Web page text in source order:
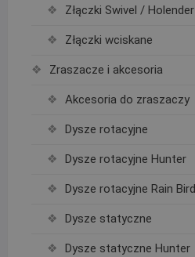
Złączki Swivel / Holender
Złączki wciskane
Zraszacze i akcesoria
Akcesoria do zraszaczy
Dysze rotacyjne
Dysze rotacyjne Hunter
Dysze rotacyjne Rain Bird
Dysze statyczne
Dysze statyczne Hunter